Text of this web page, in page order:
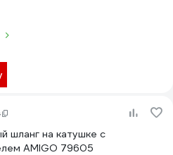
шланг на катушке с
AMIGO 79605